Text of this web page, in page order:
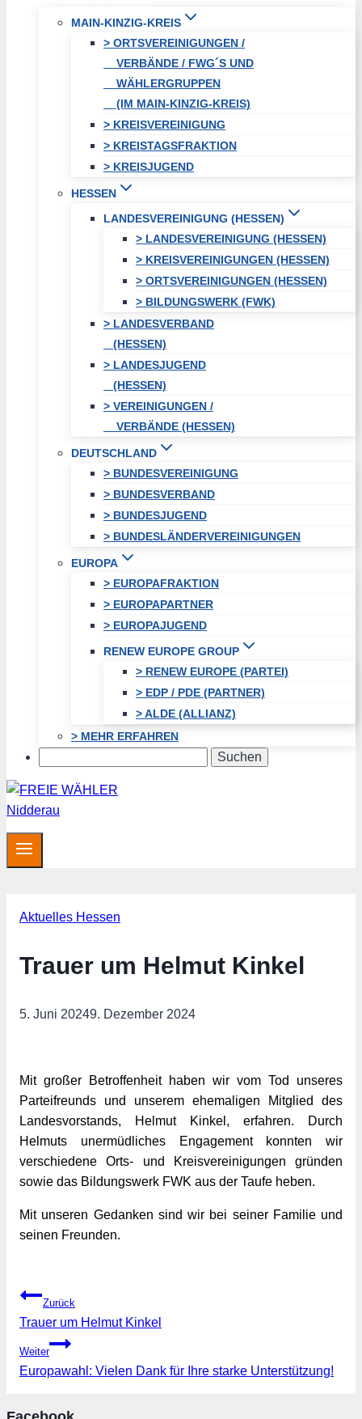
MAIN-KINZIG-KREIS
> ORTSVEREINIGUNGEN /
VERBÄNDE / FWG´S UND
WÄHLERGRUPPEN
(IM MAIN-KINZIG-KREIS)
> KREISVEREINIGUNG
> KREISTAGSFRAKTION
> KREISJUGEND
HESSEN
LANDESVEREINIGUNG (HESSEN)
> LANDESVEREINIGUNG (HESSEN)
> KREISVEREINIGUNGEN (HESSEN)
> ORTSVEREINIGUNGEN (HESSEN)
> BILDUNGSWERK (FWK)
> LANDESVERBAND
(HESSEN)
> LANDESJUGEND
(HESSEN)
> VEREINIGUNGEN /
VERBÄNDE (HESSEN)
DEUTSCHLAND
> BUNDESVEREINIGUNG
> BUNDESVERBAND
> BUNDESJUGEND
> BUNDESLÄNDERVEREINIGUNGEN
EUROPA
> EUROPAFRAKTION
> EUROPAPARTNER
> EUROPAJUGEND
RENEW EUROPE GROUP
> RENEW EUROPE (PARTEI)
> EDP / PDE (PARTNER)
> ALDE (ALLIANZ)
> MEHR ERFAHREN
Aktuelles Hessen
Trauer um Helmut Kinkel
5. Juni 20249. Dezember 2024
Mit großer Betroffenheit haben wir vom Tod unseres
Parteifreunds und unserem ehemaligen Mitglied des
Landesvorstands, Helmut Kinkel, erfahren. Durch
Helmuts unermüdliches Engagement konnten wir
verschiedene Orts- und Kreisvereinigungen gründen
sowie das Bildungswerk FWK aus der Taufe heben.
Mit unseren Gedanken sind wir bei seiner Familie und
seinen Freunden.
Beitragsnavigation
Zurück
Trauer um Helmut Kinkel
Weiter
Europawahl: Vielen Dank für Ihre starke Unterstützung!